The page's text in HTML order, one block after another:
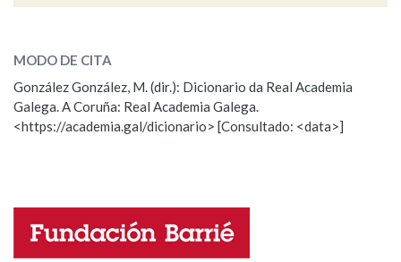
OUTRAS OPCIÓNS DE BUSCA
Marcas gramaticais
ESCOLLE UNHA OPCIÓN:
Observación Hai un erro na palabra
Propoño mellorar a definición
Nome
MODO DE CITA
González González, M. (dir.): Dicionario da Real Academia
Galega. A Coruña: Real Academia Galega.
<https://academia.gal/dicionario> [Consultado: <data>]